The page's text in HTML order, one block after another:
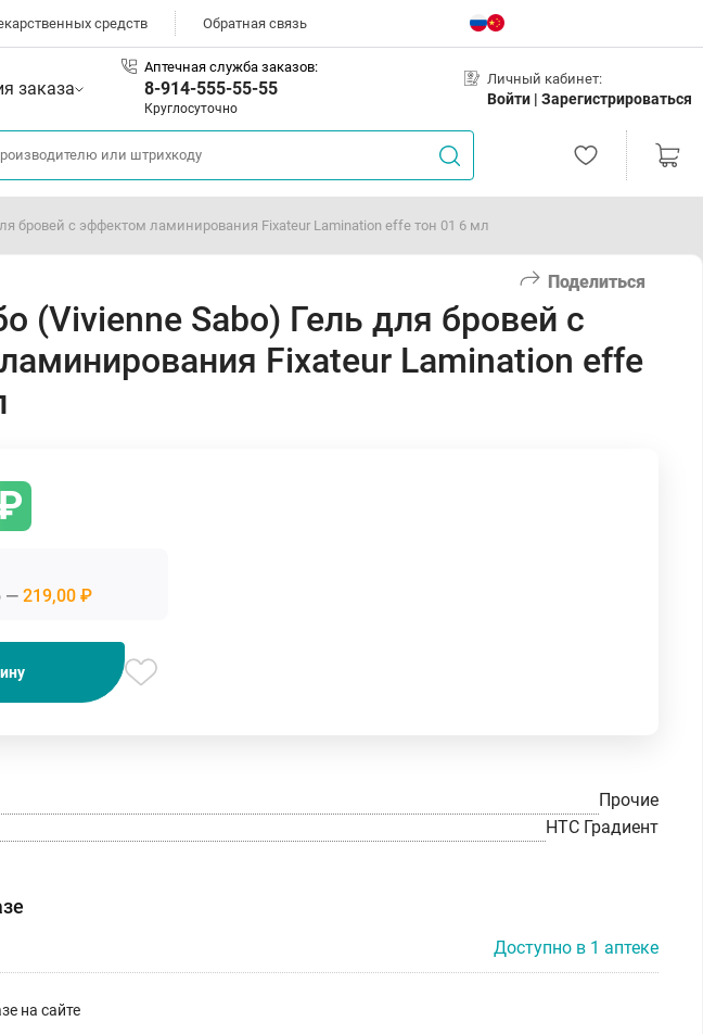
средств Обратная связь
заказа
Аптечная служба заказов:
8-914-555-55-55
Круглосуточно
Личный кабинет:
Войти | Зарегистрироваться
бровей с эффектом ламинирования Fixateur Lamination effe тон 01 6 мл
Поделиться
(Vivienne Sabo) Гель для бровей с
Fixateur Lamination effe
219,00 ₽
Прочие
НТС Градиент
Доступно в 1 аптеке
на сайте